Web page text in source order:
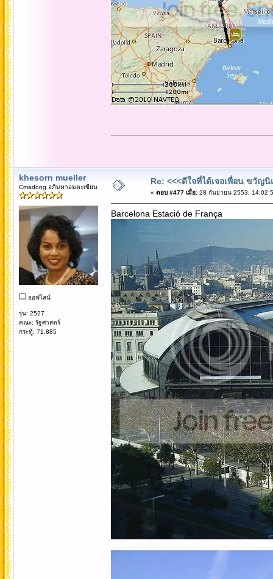
khesorn mueller
Cmadong อภิมหาอมตะเซียน
ออฟไลน์
รุ่น: 2527
คณะ: รัฐศาสตร์
กระทู้: 71,885
Re: <<<ดีใจที่ได้เจอเพื่อน ขวัญนิ
« ตอบ #477 เมื่อ:28 กันยายน 2553,
Barcelona Estació de França